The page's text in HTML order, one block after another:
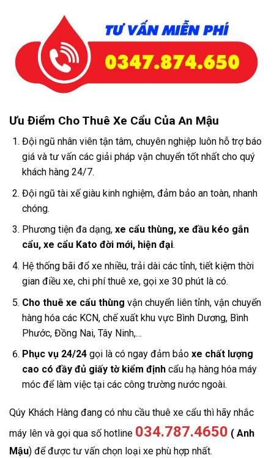
Ưu Điểm Cho Thuê Xe Cẩu Của An Mậu
Đội ngũ nhân viên tận tâm, chuyên nghiệp luôn hỗ trợ báo
giá và tư vấn các giải pháp vận chuyển tốt nhất cho quý
khách hàng 24/7.
Đội ngũ tài xế giàu kinh nghiệm, đảm bảo an toàn, nhanh
chóng.
Phương tiện đa dạng, xe cẩu thùng, xe đầu kéo gắn
cẩu, xe cẩu Kato đời mới, hiện đại.
Hệ thống bãi đổ xe nhiều, trải dài các tỉnh, tiết kiệm thời
gian điều xe, chi phí thuê xe, gọi xe 30 phút là có.
Cho thuê xe cẩu thùng vận chuyển liên tỉnh, vận chuyển
hàng hóa các KCN, chế xuất khu vực Bình Dương, Bình
Phước, Đồng Nai, Tây Ninh,…
Phục vụ 24/24gọi là có ngay đảm bảo xe chất lượng
cao có đầy đủ giấy tờ kiểm địnhcẩu hạ hàng hóa máy
móc để làm việc tại các công trường nước ngoài.
Qúy Khách Hàng đang có nhu cầu thuê xe cẩu thì hãy nhắc
máy lên và gọi qua số hotline 034.787.4650 ( Anh
Mậu) để được tư vấn chọn loại xe phù hợp nhất.